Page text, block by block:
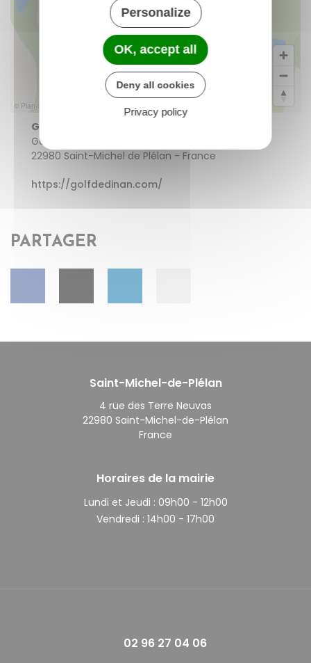
© Plan-interactif © Contributeurs d'OpenStreetMap
Golf de La Corbinais
Golf de la Corbinais
22980 Saint-Michel de Plélan - France
https://golfdedinan.com/
PARTAGER
Saint-Michel-de-Plélan
4 rue des Terre Neuvas
22980 Saint-Michel-de-Plélan
France
Horaires de la mairie
Lundi et Jeudi : 09h00 - 12h00
Vendredi : 14h00 - 17h00
02 96 27 04 06
Personalize
OK, accept all
Deny all cookies
Privacy policy